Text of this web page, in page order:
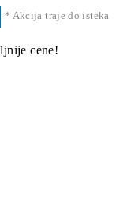
* Akcija traje do isteka
cene!